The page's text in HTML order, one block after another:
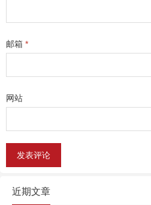
邮箱 *
网站
近期文章